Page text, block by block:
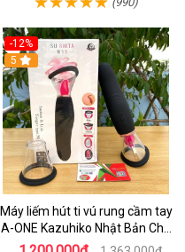
-12%
5
Máy liếm hút ti vú rung cầm tay
A-ONE Kazuhiko Nhật Bản Cho
Nữ massage